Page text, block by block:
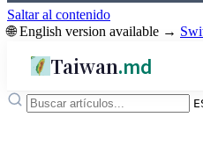
Saltar al contenido
🌐 English version available →
Taiwan.md